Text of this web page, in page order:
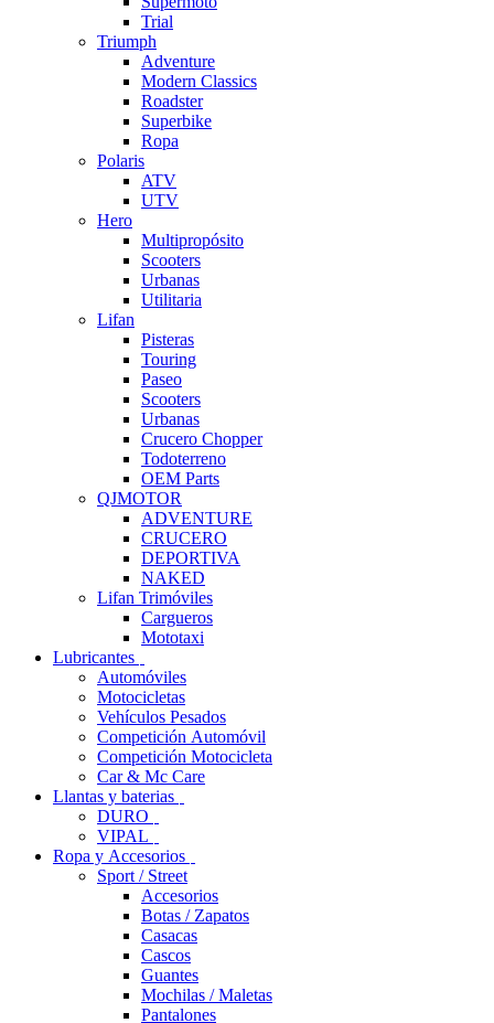
Trial
Triumph
Adventure
Modern Classics
Roadster
Superbike
Ropa
Polaris
ATV
UTV
Hero
Multipropósito
Scooters
Urbanas
Utilitaria
Lifan
Pisteras
Touring
Paseo
Scooters
Urbanas
Crucero Chopper
Todoterreno
OEM Parts
QJMOTOR
ADVENTURE
CRUCERO
DEPORTIVA
NAKED
Lifan Trimóviles
Cargueros
Mototaxi
Lubricantes
Automóviles
Motocicletas
Vehículos Pesados
Competición Automóvil
Competición Motocicleta
Car & Mc Care
Llantas y baterias
DURO
VIPAL
Ropa y Accesorios
Sport / Street
Accesorios
Botas / Zapatos
Casacas
Cascos
Guantes
Mochilas / Maletas
Pantalones